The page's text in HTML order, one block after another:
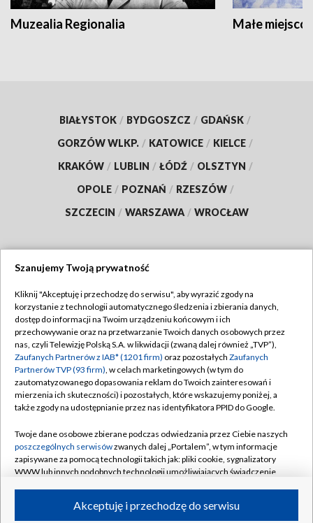
Muzealia Regionalia Małe
BIAŁYSTOK / BYDGOSZCZ / GDAŃSK /
GORZÓW WLKP. / KATOWICE / KIELCE /
KRAKÓW / LUBLIN / ŁÓDŹ / OLSZTYN /
OPOLE / POZNAŃ / RZESZÓW /
SZCZECIN / WARSZAWA / WROCŁAW
TVP
Abonament TVP
Emisja w TVP
Centrum informacji TVP
Naziemna Telewizja Cyfrowa
Rada Programowa
System NOS
Informacje o nadawcy
Program dla prasy
Regulamin TVP
Polityka prywatności
Moje zgody
Pomoc
Kontakt
Kanały
Szanujemy Twoją prywatność
Kliknij "Akceptuję i przechodzę do serwisu", aby wyrazić zgody na
korzystanie z technologii automatycznego śledzenia i zbierania danych,
dostęp do informacji na Twoim urządzeniu końcowym i ich
przechowywanie oraz na przetwarzanie Twoich danych osobowych przez
nas, czyli Telewizję Polską S.A. w likwidacji (zwaną dalej również „TVP”),
Zaufanych Partnerów z IAB* (1201 firm) oraz pozostałych Zaufanych
Partnerów TVP (93 firm), w celach marketingowych (w tym do
zautomatyzowanego dopasowania reklam do Twoich zainteresowań i
mierzenia ich skuteczności) i pozostałych, które wskazujemy poniżej, a
także zgody na udostępnianie przez nas identyfikatora PPID do Google.
Twoje dane osobowe zbierane podczas odwiedzania przez Ciebie naszych
poszczególnych serwisówzwanych dalej „Portalem”, w tym informacje
zapisywane za pomocą technologii takich jak: pliki cookie, sygnalizatory
WWW lub innych podobnych technologii umożliwiających świadczenie
ruchu w Internecie.Akceptuję i przechodzę do serwisu